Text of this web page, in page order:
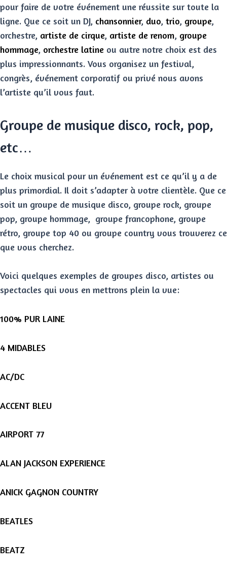
pour faire de votre événement une réussite sur toute la
ligne. Que ce soit un DJ, chansonnier, duo, trio, groupe,
orchestre, artiste de cirque, artiste de renom, groupe
hommage, orchestre latine ou autre notre choix est des
plus impressionnants. Vous organisez un festival,
congrès, événement corporatif ou privé nous avons
l’artiste qu’il vous faut.
Groupe de musique disco, rock, pop,
etc…
Le choix musical pour un événement est ce qu’il y a de
plus primordial. Il doit s’adapter à votre clientèle. Que ce
soit un groupe de musique disco, groupe rock, groupe
pop, groupe hommage, groupe francophone, groupe
rétro, groupe top 40 ou groupe country vous trouverez ce
que vous cherchez.
Voici quelques exemples de groupes disco, artistes ou
spectacles qui vous en mettrons plein la vue:
100% PUR LAINE
4 MIDABLES
AC/DC
ACCENT BLEU
AIRPORT 77
ALAN JACKSON EXPERIENCE
ANICK GAGNON COUNTRY
BEATLES
BEATZ